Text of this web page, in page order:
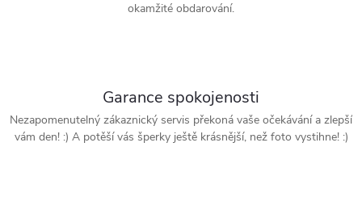
okamžité obdarování.
Garance spokojenosti
Nezapomenutelný zákaznický servis překoná vaše očekávání a zlepší
vám den! :) A potěší vás šperky ještě krásnější, než foto vystihne! :)